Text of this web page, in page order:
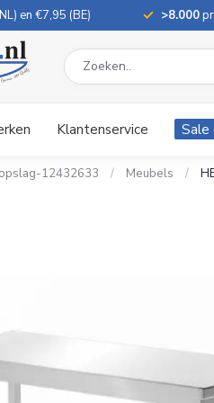
en €7,95 (BE) >8.000
Klantenservice Sale
12432633 / Meubels /